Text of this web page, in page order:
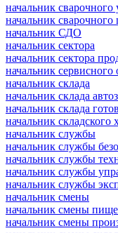
начальник сварочного
начальник сварочного
начальник СДО
начальник сектора
начальник сектора
начальник сервисного
начальник склада
начальник склада
начальник склада
начальник складского
начальник службы
начальник службы
начальник службы
начальник службы
начальник службы
начальник смены
начальник смены
начальник смены